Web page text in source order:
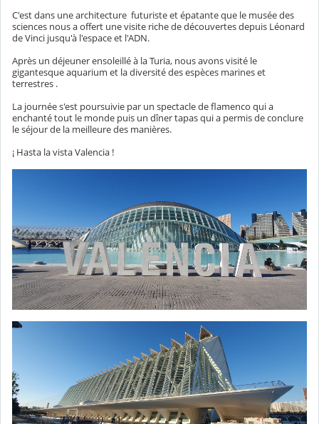
C'est dans une architecture futuriste et épatante que le musée des
sciences nous a offert une visite riche de découvertes depuis Léonard
de Vinci jusqu'à l'espace et l'ADN.
Après un déjeuner ensoleillé à la Turia, nous avons visité le
gigantesque aquarium et la diversité des espèces marines et
terrestres .
La journée s'est poursuivie par un spectacle de flamenco qui a
enchanté tout le monde puis un dîner tapas qui a permis de conclure
le séjour de la meilleure des manières.
¡ Hasta la vista Valencia !